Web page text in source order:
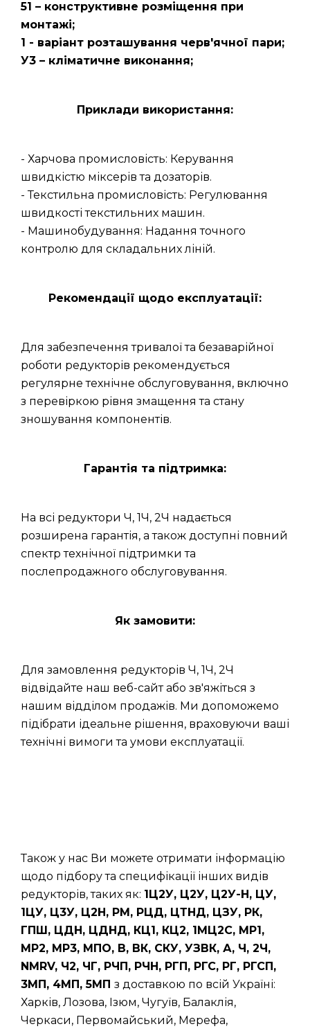
51 – конструктивне розміщення при
монтажі;
1 - варіант розташування черв'ячної пари;
У3 – кліматичне виконання;
Приклади використання:
- Харчова промисловість: Керування
швидкістю міксерів та дозаторів.
- Текстильна промисловість: Регулювання
швидкості текстильних машин.
- Машинобудування: Надання точного
контролю для складальних ліній.
Рекомендації щодо експлуатації:
Для забезпечення тривалої та безаварійної
роботи редукторів рекомендується
регулярне технічне обслуговування, включно
з перевіркою рівня змащення та стану
зношування компонентів.
Гарантія та підтримка:
На всі редуктори Ч, 1Ч, 2Ч надається
розширена гарантія, а також доступні повний
спектр технічної підтримки та
послепродажного обслуговування.
Як замовити:
Для замовлення редукторів Ч, 1Ч, 2Ч
відвідайте наш веб-сайт або зв'яжіться з
нашим відділом продажів. Ми допоможемо
підібрати ідеальне рішення, враховуючи ваші
технічні вимоги та умови експлуатації.
Також у нас Ви можете отримати інформацію
щодо підбору та специфікації інших видів
редукторів, таких як: 1Ц2У, Ц2У, Ц2У-Н, ЦУ,
1ЦУ, Ц3У, Ц2Н, РМ, РЦД, ЦТНД, ЦЗУ, РК,
ГПШ, ЦДН, ЦДНД, КЦ1, КЦ2, 1МЦ2С, МР1,
МР2, МР3, МПО, В, ВК, СКУ, УЗВК, А, Ч, 2Ч,
NMRV, Ч2, ЧГ, РЧП, РЧН, РГП, РГС, РГ, РГСП,
3МП, 4МП, 5МП з доставкою по всій Україні:
Харків, Лозова, Ізюм, Чугуїв, Балаклія,
Черкаси, Первомайський, Мерефа,